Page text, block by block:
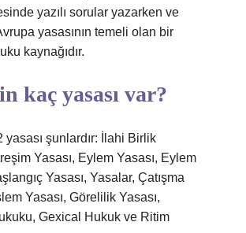
yazılı sorular yazarken ve
yasasının temeli olan bir
kaynağıdır.
kaç yasası var?
yasası şunlardır: İlahi Birlik
Yasası, Eylem Yasası, Eylem
​​Yasası, Yasalar, Çatışma
Yasası, Görelilik Yasası,
Gexical Hukuk ve Ritim